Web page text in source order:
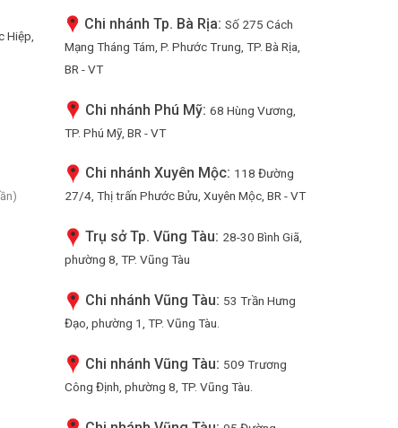
Hiệp,
Chi nhánh Tp. Bà Rịa:Số 275 Cách
Mạng Tháng Tám, P. Phước Trung, TP. Bà Rịa,
BR - VT
Chi nhánh Phú Mỹ:68 Hùng Vương,
TP. Phú Mỹ, BR - VT
Chi nhánh Xuyên Mộc: 118 Đường
27/4, Thị trấn Phước Bửu, Xuyên Mộc, BR - VT
Trụ sở Tp. Vũng Tàu: 28-30 Bình Giã,
phường 8, TP. Vũng Tàu
Chi nhánh Vũng Tàu: 53 Trần Hưng
Đạo, phường 1, TP. Vũng Tàu.
Chi nhánh Vũng Tàu: 509 Trương
Công Định, phường 8, TP. Vũng Tàu.